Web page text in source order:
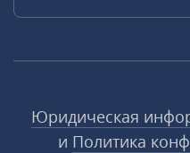
Юридическая
и Политика